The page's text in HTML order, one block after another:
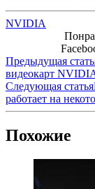
NVIDIA
Предыдущая
видеокарт
Следующая статья
работает на
Похожие